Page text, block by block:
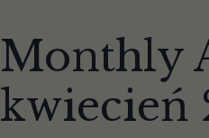
Monthly
kwiecień